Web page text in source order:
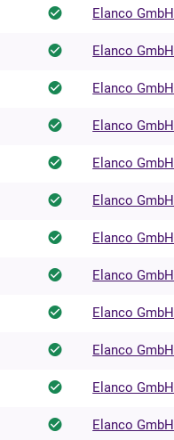
Elanco GmbH
Elanco GmbH
Elanco GmbH
Elanco GmbH
Elanco GmbH
Elanco GmbH
Elanco GmbH
Elanco GmbH
Elanco GmbH
Elanco GmbH
Elanco GmbH
Elanco GmbH